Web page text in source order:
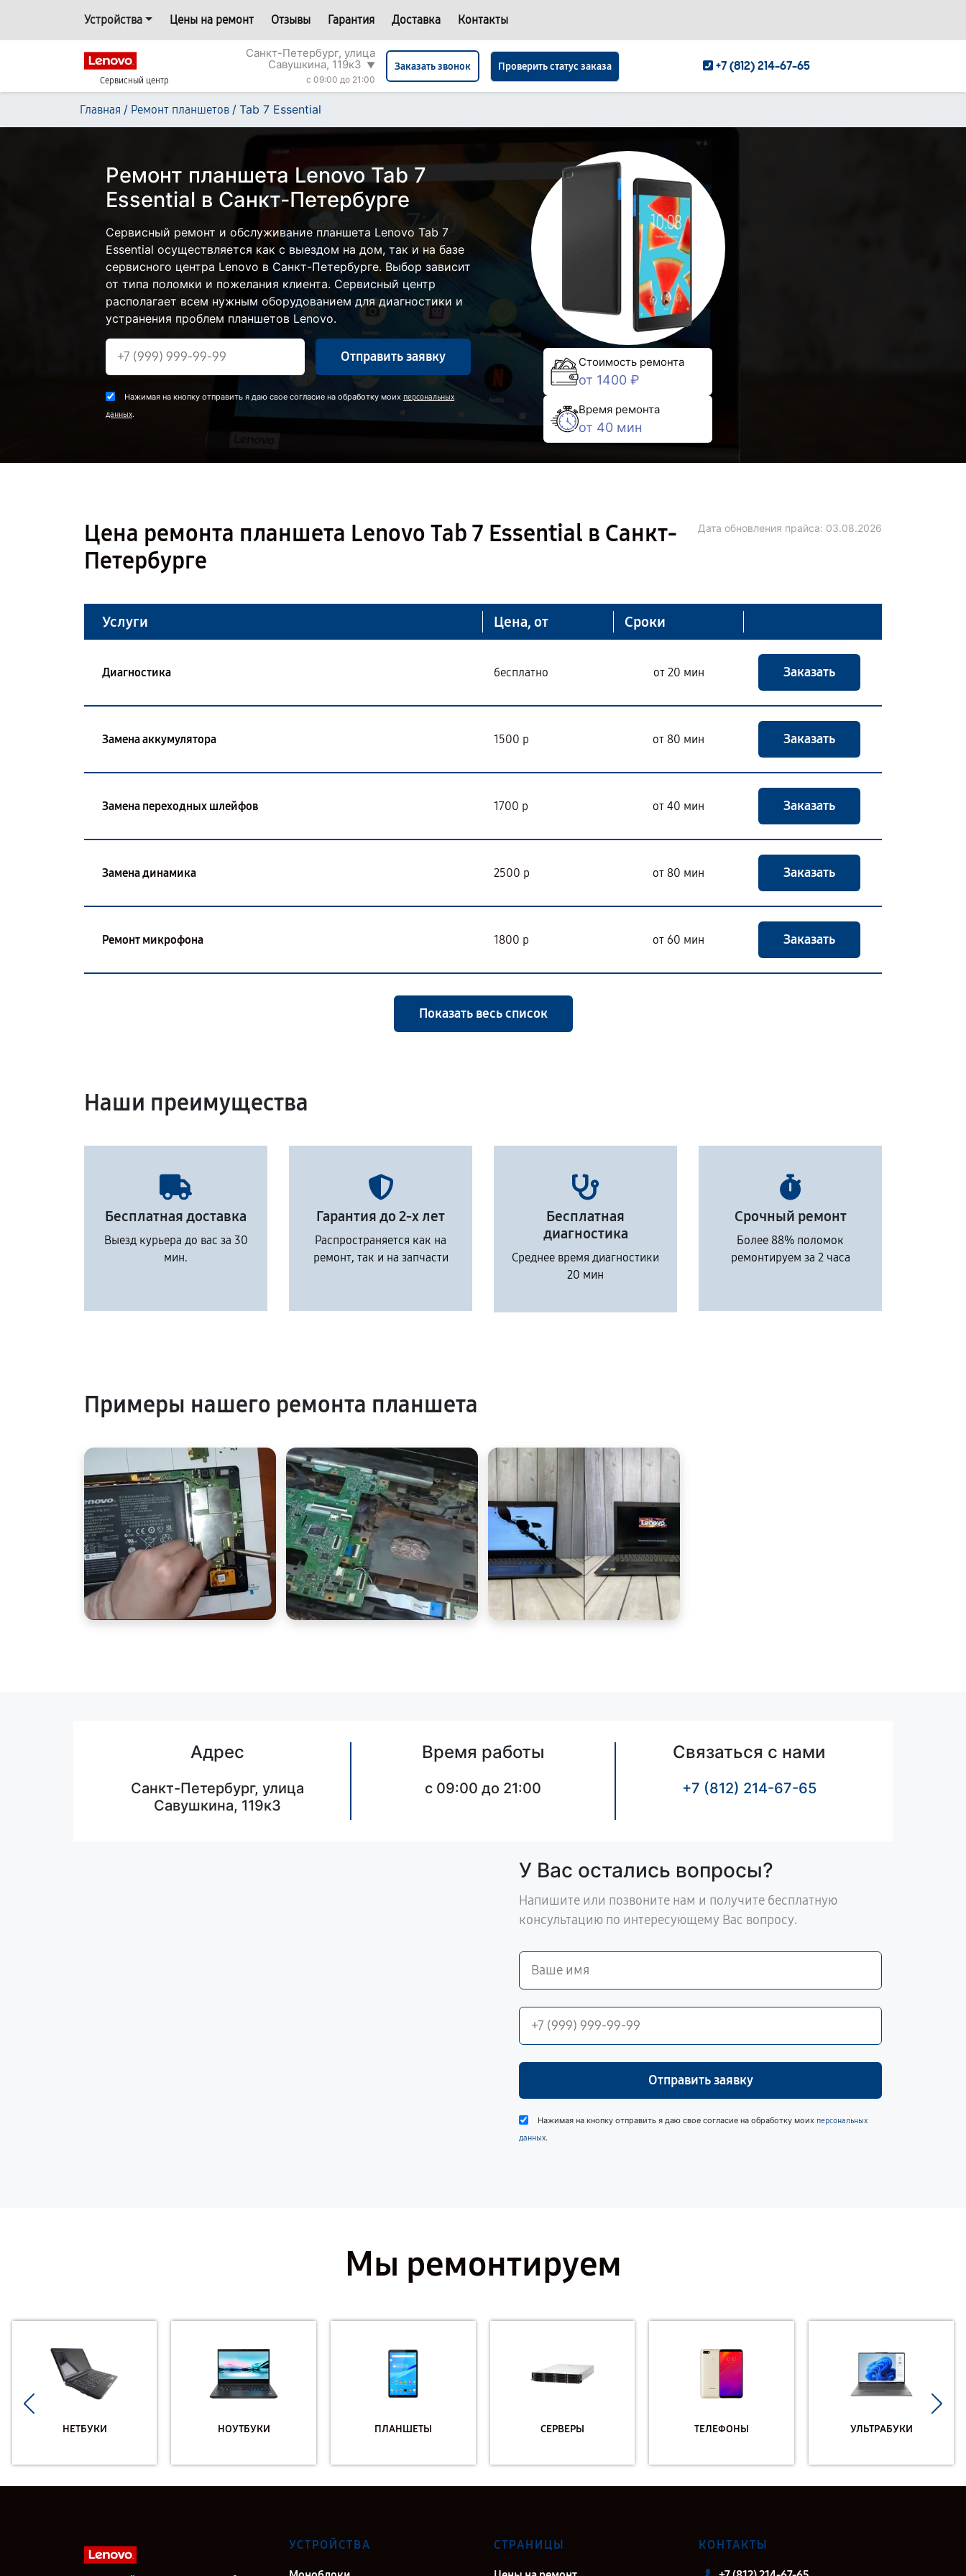
Устройства Цены на ремонт Отзывы Гарантия Доставка Контакты
Сервисный центр
Санкт-Петербург, улица
Савушкина, 119к3 ▼
c 09:00 до 21:00
Заказать звонок Проверить статус заказа +7 (812) 214-67-65
Главная / Ремонт планшетов / Tab 7 Essential
Ремонт планшета Lenovo Tab 7
Essential в Санкт-Петербурге
Сервисный ремонт и обслуживание планшета Lenovo Tab 7
Essential осуществляется как с выездом на дом, так и на базе
сервисного центра Lenovo в Санкт-Петербурге. Выбор зависит
от типа поломки и пожелания клиента. Сервисный центр
располагает всем нужным оборудованием для диагностики и
устранения проблем планшетов Lenovo.
Отправить заявку
Нажимая на кнопку отправить я даю свое согласие на обработку моих персональных
данных.
Стоимость ремонта
от 1400 ₽
Время ремонта
от 40 мин
Цена ремонта планшета Lenovo Tab 7 Essential в Санкт-
Петербурге
Дата обновления прайса: 03.08.2026
Услуги Цена, от Сроки
Диагностика бесплатно от 20 мин Заказать
Замена аккумулятора 1500 р от 80 мин Заказать
Замена переходных шлейфов 1700 р от 40 мин Заказать
Замена динамика 2500 р от 80 мин Заказать
Ремонт микрофона 1800 р от 60 мин Заказать
Показать весь список
Наши преимущества
Бесплатная доставка
Выезд курьера до вас за 30
мин.
Гарантия до 2-х лет
Распространяется как на
ремонт, так и на запчасти
Бесплатная
диагностика
Среднее время диагностики
20 мин
Срочный ремонт
Более 88% поломок
ремонтируем за 2 часа
Примеры нашего ремонта планшета
Адрес
Санкт-Петербург, улица
Савушкина, 119к3
Время работы
c 09:00 до 21:00
Связаться с нами
+7 (812) 214-67-65
У Вас остались вопросы?
Напишите или позвоните нам и получите бесплатную
консультацию по интересующему Вас вопросу.
Отправить заявку
Нажимая на кнопку отправить я даю свое согласие на обработку моих персональных
данных.
Мы ремонтируем
НЕТБУКИ НОУТБУКИ ПЛАНШЕТЫ СЕРВЕРЫ ТЕЛЕФОНЫ УЛЬТРАБУКИ
УСТРОЙСТВА СТРАНИЦЫ КОНТАКТЫ